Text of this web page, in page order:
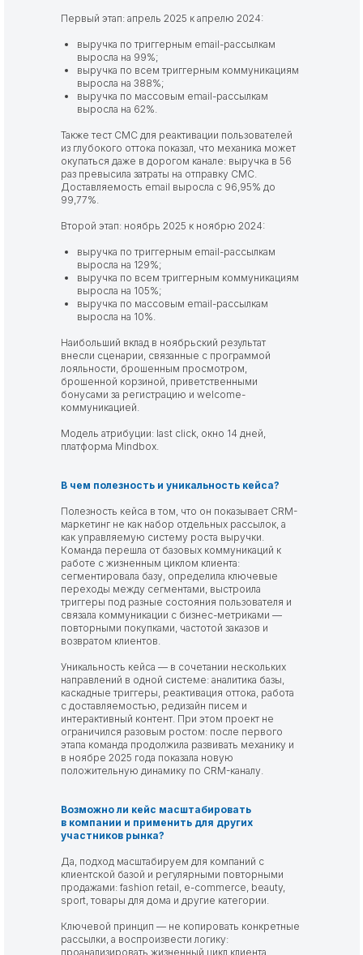
Первый этап: апрель 2025 к апрелю 2024:
выручка по триггерным email-рассылкам
выросла на 99%;
выручка по всем триггерным коммуникациям
выросла на 388%;
выручка по массовым email-рассылкам
выросла на 62%.
Также тест СМС для реактивации пользователей
из глубокого оттока показал, что механика может
окупаться даже в дорогом канале: выручка в 56
раз превысила затраты на отправку СМС.
Доставляемость email выросла с 96,95% до
99,77%.
Второй этап: ноябрь 2025 к ноябрю 2024:
выручка по триггерным email-рассылкам
выросла на 129%;
выручка по всем триггерным коммуникациям
выросла на 105%;
выручка по массовым email-рассылкам
выросла на 10%.
Наибольший вклад в ноябрьский результат
внесли сценарии, связанные с программой
лояльности, брошенным просмотром,
брошенной корзиной, приветственными
бонусами за регистрацию и welcome-
коммуникацией.
Модель атрибуции: last click, окно 14 дней,
платформа Mindbox.
В чем полезность и уникальность кейса?
Полезность кейса в том, что он показывает CRM-
маркетинг не как набор отдельных рассылок, а
как управляемую систему роста выручки.
Команда перешла от базовых коммуникаций к
работе с жизненным циклом клиента:
сегментировала базу, определила ключевые
переходы между сегментами, выстроила
триггеры под разные состояния пользователя и
связала коммуникации с бизнес-метриками —
повторными покупками, частотой заказов и
возвратом клиентов.
Уникальность кейса — в сочетании нескольких
направлений в одной системе: аналитика базы,
каскадные триггеры, реактивация оттока, работа
с доставляемостью, редизайн писем и
интерактивный контент. При этом проект не
ограничился разовым ростом: после первого
этапа команда продолжила развивать механику и
в ноябре 2025 года показала новую
положительную динамику по CRM-каналу.
Возможно ли кейс масштабировать
в компании и применить для других
участников рынка?
Да, подход масштабируем для компаний с
клиентской базой и регулярными повторными
продажами: fashion retail, e-commerce, beauty,
sport, товары для дома и другие категории.
Ключевой принцип — не копировать конкретные
рассылки, а воспроизвести логику:
проанализировать жизненный цикл клиента,